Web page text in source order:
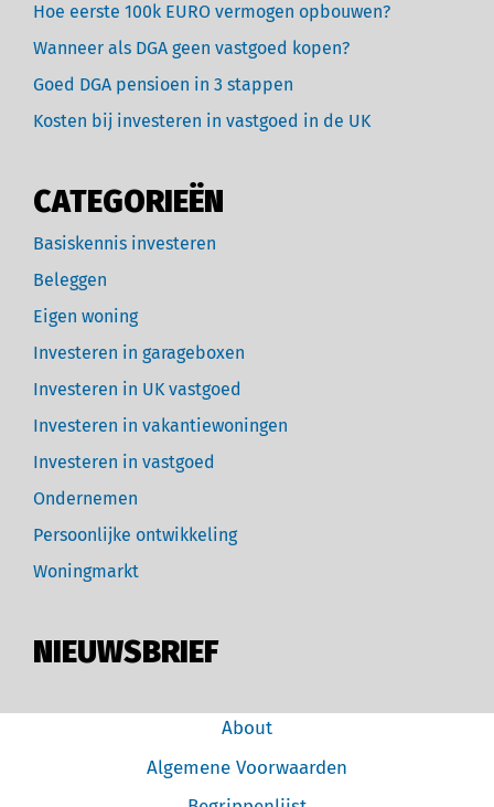
Hoe eerste 100k EURO vermogen opbouwen?
Wanneer als DGA geen vastgoed kopen?
Goed DGA pensioen in 3 stappen
Kosten bij investeren in vastgoed in de UK
CATEGORIEËN
Basiskennis investeren
Beleggen
Eigen woning
Investeren in garageboxen
Investeren in UK vastgoed
Investeren in vakantiewoningen
Investeren in vastgoed
Ondernemen
Persoonlijke ontwikkeling
Woningmarkt
NIEUWSBRIEF
About
Algemene Voorwaarden